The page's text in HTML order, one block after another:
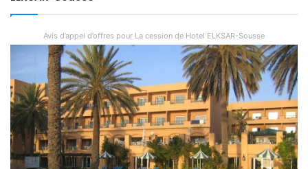
Avis d’appel d’offres pour La cession de Hotel ELKSAR-Sousse